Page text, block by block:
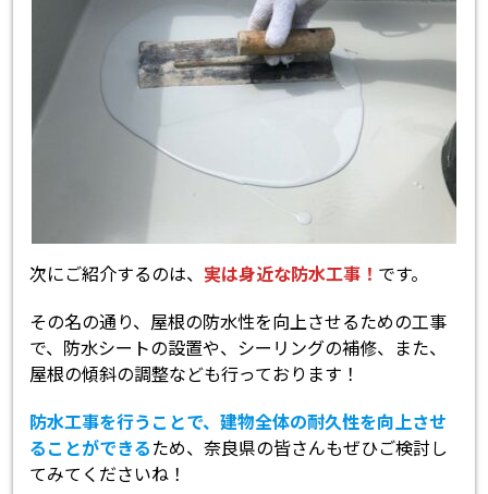
次にご紹介するのは、 実は身近な防水工事！ です。
その名の通り、屋根の防水性を向上させるための工事
で、防水シートの設置や、シーリングの補修、また、
屋根の傾斜の調整なども行っております！
防水工事を行うことで、建物全体の耐久性を向上させ
ることができるため、奈良県の皆さんもぜひご検討し
てみてくださいね！